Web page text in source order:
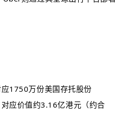
1750万份美国存托股份
应价值约3.16亿港元（约合